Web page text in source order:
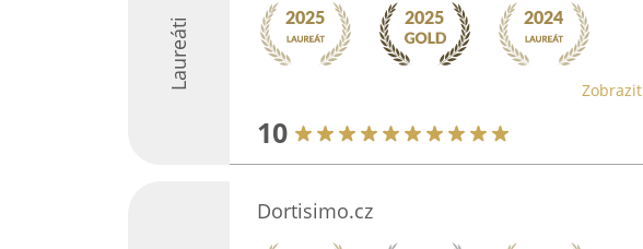
Laureáti
10
Dortisimo.cz